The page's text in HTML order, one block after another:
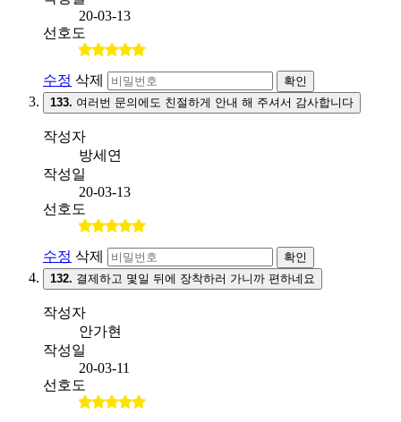
20-03-13
선호도
수정 삭제
확인
133. 여러번 문의에도 친절하게 안내 해 주셔서 감사합니다
작성자
방세연
작성일
20-03-13
선호도
수정 삭제
확인
132.
결제하고 몇일 뒤에 장착하러 가니까 편하네요
작성자
안가현
작성일
20-03-11
선호도